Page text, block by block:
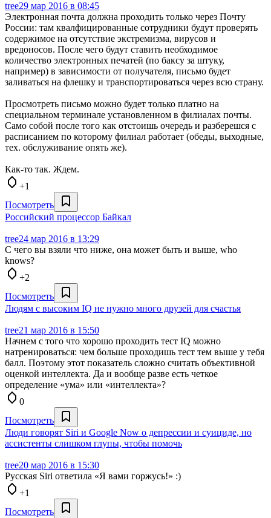
tree29 мар 2016 в 08:45
Электронная почта должна проходить только через Почту
России: там квалфицированные сотрудники будут проверять
содержимое на отсутствие экстремизма, вирусов и
вредоносов. После чего будут ставить необходимое
количество электронных печатей (по баксу за штуку,
например) в зависимости от получателя, письмо будет
заливаться на флешку и транспортироваться через всю страну.
Просмотреть письмо можно будет только платно на
специальном терминале установленном в филиалах почты.
Само собой после того как отстоишь очередь и разберешся с
расписанием по которому филиал работает (обеды, выходные,
тех. обслуживание опять же).
Как-то так. Ждем.
+1
Посмотреть
Российский процессор Байкал
tree24 мар 2016 в 13:29
С чего вы взяли что ниже, она может быть и выше, who
knows?
+2
Посмотреть
Людям с высоким IQ не нужно много друзей для счастья
tree21 мар 2016 в 15:50
Начнем с того что хорошо проходить тест IQ можно
натренироваться: чем больше проходишь тест тем выше у тебя
балл. Поэтому этот показатель сложно считать объективной
оценкой интеллекта. Да и вообще разве есть четкое
определение «ума» или «интеллекта»?
0
Посмотреть
Люди говорят Siri и Google Now о депрессии и суициде, но
ассистенты слишком глупы, чтобы помочь
tree20 мар 2016 в 15:30
Русская Siri ответила «Я вами горжусь!» :)
+1
Посмотреть